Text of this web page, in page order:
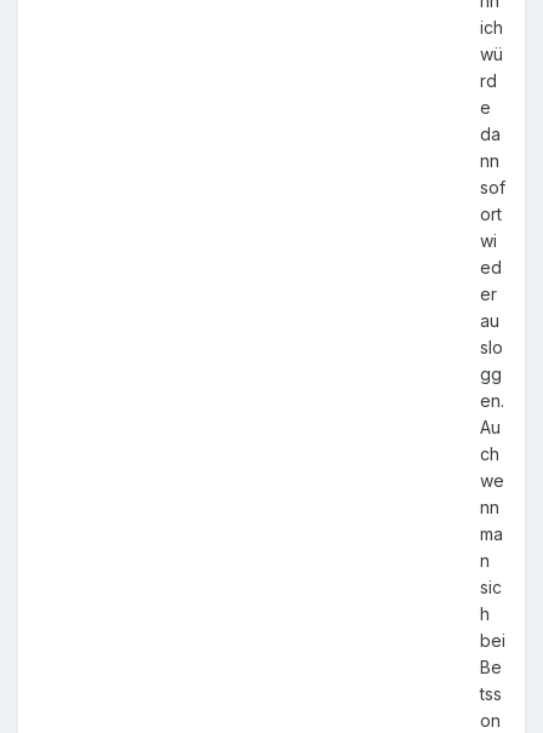
ich
wü
rd
e
da
nn
sof
ort
wi
ed
er
au
slo
gg
en.
Au
ch
we
nn
ma
n
sic
h
bei
Be
tss
on